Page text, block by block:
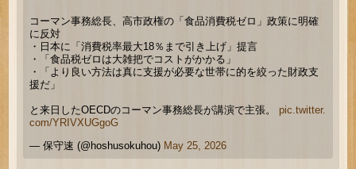
コーマン事務総長、高市政権の「食品消費税ゼロ」政策に明確
に反対
・日本に「消費税率最大18％まで引き上げ」提言
・「食品税ゼロは大雑把でコストがかかる」
・「より良い方法は真に支援が必要な世帯に的を絞った財政支
援だ」
と来日したOECDのコーマン事務総長が講演で主張。 pic.twitter.
com/YRIVXUGgoG
— 保守速 (@hoshusokuhou) May 25, 2026